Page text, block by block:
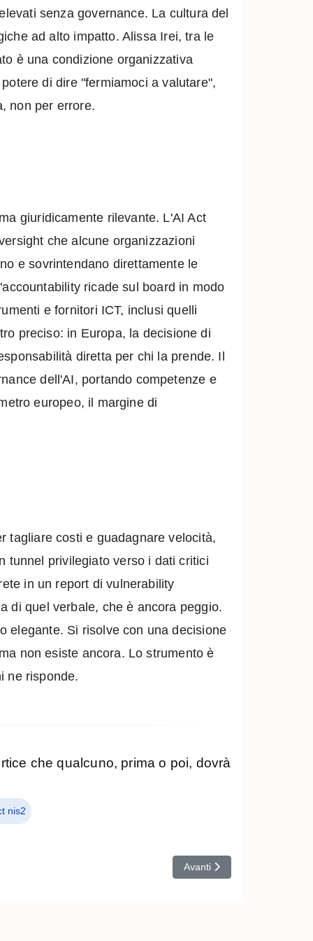
senza governance. La cultura del
ad alto impatto. Alissa Irei, tra le
è una condizione organizzativa
di dire "fermiamoci a valutare",
non per errore.
giuridicamente rilevante. L'AI Act
che alcune organizzazioni
e sovrintendano direttamente le
ricade sul board in modo
e fornitori ICT, inclusi quelli
preciso: in Europa, la decisione di
diretta per chi la prende. Il
dell'AI, portando competenze e
europeo, il margine di
tagliare costi e guadagnare velocità,
tunnel privilegiato verso i dati critici
in un report di vulnerability
di quel verbale, che è ancora peggio.
elegante. Si risolve con una decisione
non esiste ancora. Lo strumento è
ne risponde.
che qualcuno, prima o poi, dovrà
nis2
Articolo successivo: L'AI in
Avanti